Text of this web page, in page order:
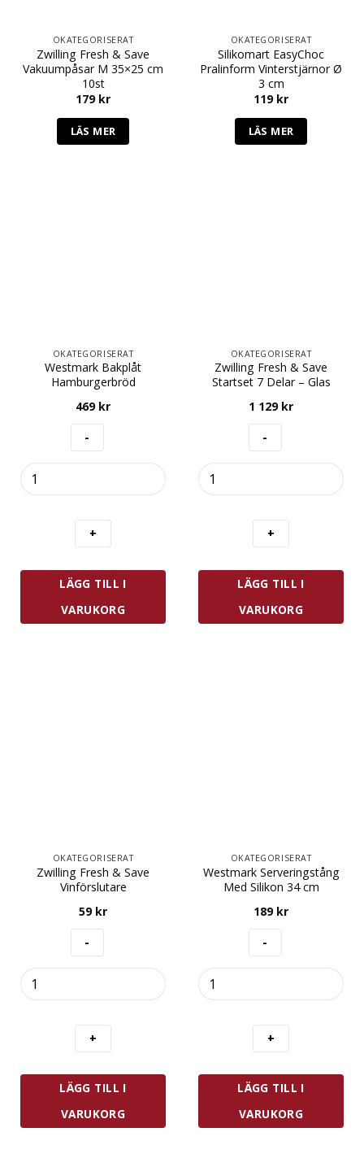
OKATEGORISERAT
Zwilling Fresh & Save
Vakuumpåsar M 35×25 cm
10st
179 kr
LÄS MER
OKATEGORISERAT
Silikomart EasyChoc
Pralinform Vinterstjärnor Ø
3 cm
119 kr
LÄS MER
OKATEGORISERAT
Westmark Bakplåt
Hamburgerbröd
469 kr
Bakplåt
LÄGG TILL I
VARUKORG
OKATEGORISERAT
Zwilling Fresh & Save
Startset 7 Delar – Glas
1 129 kr
Fresh
Delar
LÄGG TILL I
VARUKORG
OKATEGORISERAT
Zwilling Fresh & Save
Vinförslutare
59 kr
Fresh
Vinförslutare
LÄGG TILL I
VARUKORG
OKATEGORISERAT
Westmark Serveringstång
Med Silikon 34 cm
189 kr
Serveringstång
mängd
LÄGG TILL I
VARUKORG